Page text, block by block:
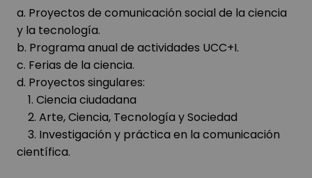
a. Proyectos de comunicación social de la ciencia
y la tecnología.
b. Programa anual de actividades UCC+I.
c. Ferias de la ciencia.
d. Proyectos singulares:
1. Ciencia ciudadana
2. Arte, Ciencia, Tecnología y Sociedad
3. Investigación y práctica en la comunicación
científica.